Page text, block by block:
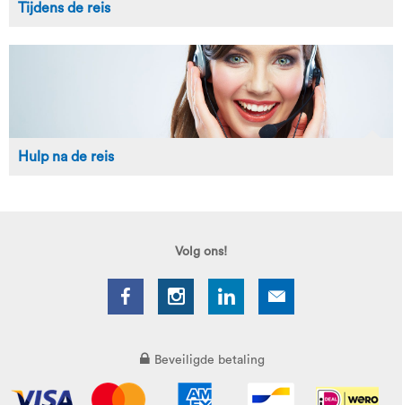
Tijdens de reis
Hulp na de reis
Volg ons!
Beveiligde betaling